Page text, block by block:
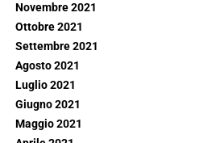
Novembre 2021
Ottobre 2021
Settembre 2021
Agosto 2021
Luglio 2021
Giugno 2021
Maggio 2021